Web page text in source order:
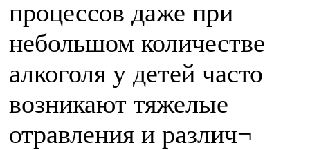
процессов даже при
небольшом количестве
алкоголя у детей часто
возникают тяжелые
отравления и различ¬